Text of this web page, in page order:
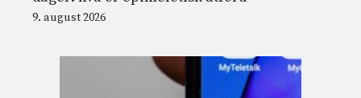
9. august 2026